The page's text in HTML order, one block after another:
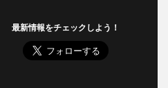
最新情報をチェックしよう！